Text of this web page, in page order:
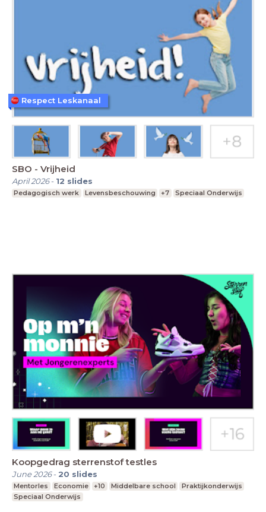
SBO - Vrijheid
April 2026- 12 slides
Pedagogisch werk Levensbeschouwing +7 Speciaal Onderwijs
Respect Leskanaal
Koopgedrag sterrenstof testles
June 2026- 20 slides
Mentorles Economie +10 Middelbare school
Praktijkonderwijs
Speciaal Onderwijs